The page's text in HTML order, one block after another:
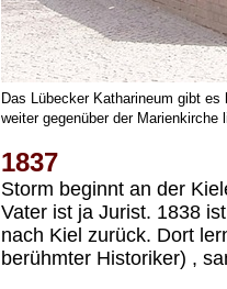
Das Lübecker Katharineum gibt
weiter gegenüber der
1837
Storm beginnt an der
Vater ist ja Jurist. 1838
nach Kiel zurück. Dort
berühmter Historiker) ,